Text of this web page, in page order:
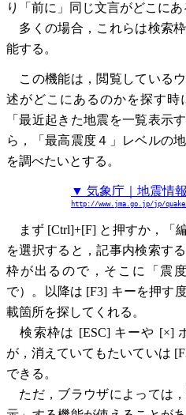
り「前に」同じ文言がどこにあ
多くの場合，これらは検索
能する。
この機能は，閲覧している
述がどこにあるのかを探す時
「最近起きた地震を一覧表示
ら，「最高震度４」レベルの
を調べたいとする。
▼ 気象庁｜地震情報
http://www.jma.go.jp/jp/
まず [Ctrl]+[F] と押すか，「
を選択すると，記事内検索す
枠が出るので，そこに「震
で）。以降は [F3] キーを押す
載箇所を探してくれる。
検索枠は [ESC] キーや [×]
が，消えていてもたいていは
できる。
ただ，ブラウザによっては